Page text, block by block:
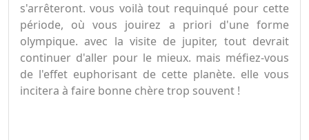
s'arrêteront. vous voilà tout requinqué pour cette
période, où vous jouirez a priori d'une forme
olympique. avec la visite de jupiter, tout devrait
continuer d'aller pour le mieux. mais méfiez-vous
de l'effet euphorisant de cette planète. elle vous
incitera à faire bonne chère trop souvent !